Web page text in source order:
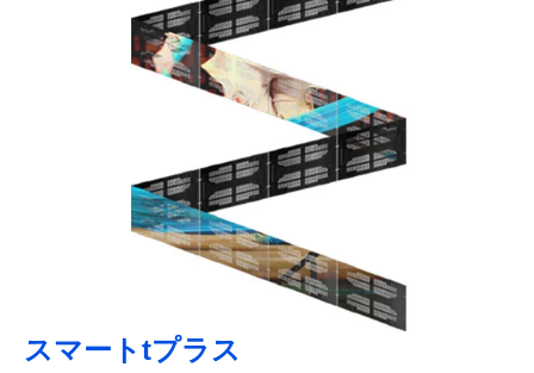
スマートtプラス